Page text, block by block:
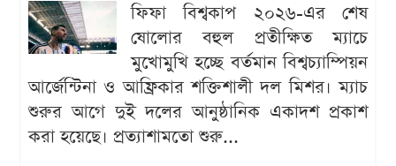
ফিফা বিশ্বকাপ ২০২৬-এর শেষ
ষোলোর বহুল প্রতীক্ষিত ম্যাচে
মুখোমুখি হচ্ছে বর্তমান বিশ্বচ্যাম্পিয়ন
আর্জেন্টিনা ও আফ্রিকার শক্তিশালী দল মিশর। ম্যাচ
শুরুর আগে দুই দলের আনুষ্ঠানিক একাদশ প্রকাশ
করা হয়েছে। প্রত্যাশামতো শুরু...